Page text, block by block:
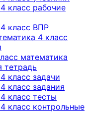
класс рабочие
класс ВПР
4 класс
математика
тетрадь
класс задачи
класс задания
класс тесты
класс контрольные